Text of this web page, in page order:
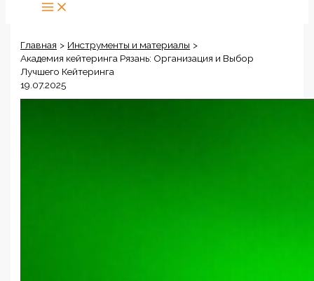
Главная
Инструменты и материалы
Академия кейтеринга Рязань: Организация и Выбор
Лучшего Кейтеринга
19.07.2025